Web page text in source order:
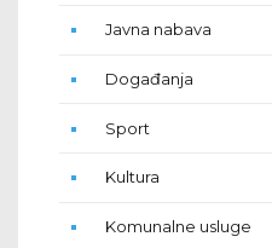
Javna nabava
Događanja
Sport
Kultura
Komunalne usluge